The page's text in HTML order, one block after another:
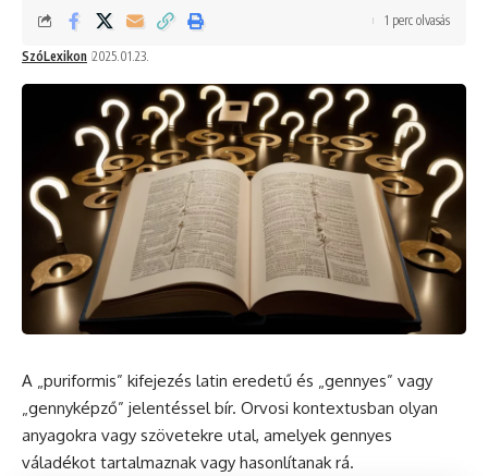
SzóLexikon 2025.01.23.
1 perc olvasás
A „puriformis” kifejezés latin eredetű és „gennyes” vagy
„gennyképző” jelentéssel bír. Orvosi kontextusban olyan
anyagokra vagy szövetekre utal, amelyek gennyes
váladékot tartalmaznak vagy hasonlítanak rá.